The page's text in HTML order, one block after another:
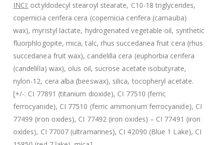
INCI: octyldodecyl stearoyl stearate, C10-18 triglycerides,
copernicia cerifera cera (copernicia cerifera (carnauba)
wax), myristyl lactate, hydrogenated vegetable oil, synthetic
fluorphlogopite, mica, talc, rhus succedanea fruit cera (rhus
succedanea fruit wax), candelilla cera (euphorbia cerifera
(candelilla) wax), olus oil, sucrose acetate isobutyrate,
nylon-12, cera alba (beeswax), silica, tocopheryl acetate.
[+/-: CI 77891 (titanium dioxide), CI 77510 (ferric
ferrocyanide), CI 77510 (ferric ammonium ferrocyanide), CI
77499 (iron oxides), CI 77492 (iron oxides) – CI 77491 (iron
oxides), CI 77007 (ultramarines), CI 42090 (Blue 1 Lake), CI